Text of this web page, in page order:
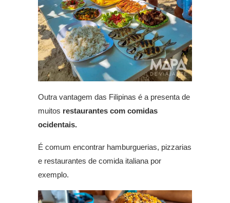
Outra vantagem das Filipinas é a presenta de
muitos restaurantes com comidas
ocidentais.
É comum encontrar hamburguerias, pizzarias
e restaurantes de comida italiana por
exemplo.